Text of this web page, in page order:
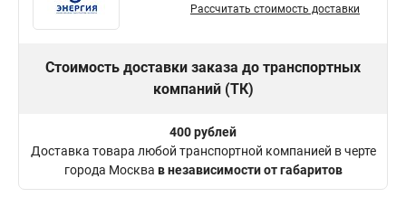
Рассчитать стоимость доставки
Стоимость доставки заказа до транспортных
компаний (ТК)
400 рублей
Доставка товара любой транспортной компанией в черте
города Москва в независимости от габаритов